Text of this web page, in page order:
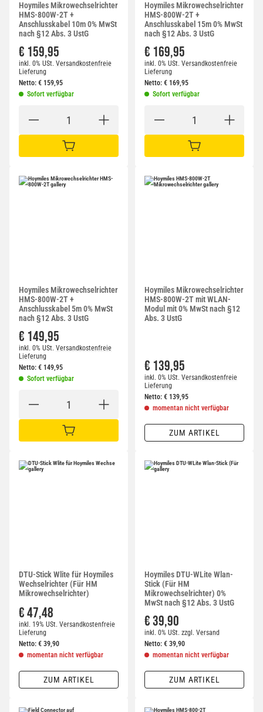
Hoymiles Mikrowechselrichter
HMS-800W-2T +
Anschlusskabel 10m 0% MwSt
nach §12 Abs. 3 UstG
€ 159,95
inkl. 0% USt. Versandkostenfreie
Lieferung
Netto: € 159,95
Sofort verfügbar
IN DEN WARENKORB
Hoymiles Mikrowechselrichter
HMS-800W-2T +
Anschlusskabel 15m 0% MwSt
nach §12 Abs. 3 UstG
€ 169,95
inkl. 0% USt. Versandkostenfreie
Lieferung
Netto: € 169,95
Sofort verfügbar
IN DEN WARENKORB
Hoymiles Mikrowechselrichter
HMS-800W-2T +
Anschlusskabel 5m 0% MwSt
nach §12 Abs. 3 UstG
€ 149,95
inkl. 0% USt. Versandkostenfreie
Lieferung
Netto: € 149,95
Sofort verfügbar
IN DEN WARENKORB
Hoymiles Mikrowechselrichter
HMS-800W-2T mit WLAN-
Modul mit 0% MwSt nach §12
Abs. 3 UstG
€ 139,95
inkl. 0% USt. Versandkostenfreie
Lieferung
Netto: € 139,95
momentan nicht verfügbar
ZUM ARTIKEL
DTU-Stick Wlite für Hoymiles
Wechselrichter (Für HM
Mikrowechselrichter)
€ 47,48
inkl. 19% USt. Versandkostenfreie
Lieferung
Netto: € 39,90
momentan nicht verfügbar
ZUM ARTIKEL
Hoymiles DTU-WLite Wlan-
Stick (Für HM
Mikrowechselrichter) 0%
MwSt nach §12 Abs. 3 UstG
€ 39,90
inkl. 0% USt. zzgl. Versand
Netto: € 39,90
momentan nicht verfügbar
ZUM ARTIKEL